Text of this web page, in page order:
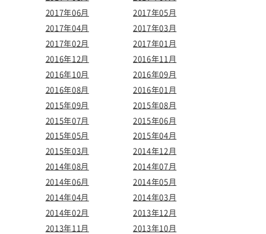
2017年06月
2017年05月
2017年04月
2017年03月
2017年02月
2017年01月
2016年12月
2016年11月
2016年10月
2016年09月
2016年08月
2016年01月
2015年09月
2015年08月
2015年07月
2015年06月
2015年05月
2015年04月
2015年03月
2014年12月
2014年08月
2014年07月
2014年06月
2014年05月
2014年04月
2014年03月
2014年02月
2013年12月
2013年11月
2013年10月